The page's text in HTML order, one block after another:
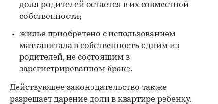
доля родителей остается в их совместной
собственности;
жилье приобретено с использованием
маткапитала в собственность одним из
родителей, не состоящим в
зарегистрированном браке.
Действующее законодательство также
разрешает дарение доли в квартире ребенку.